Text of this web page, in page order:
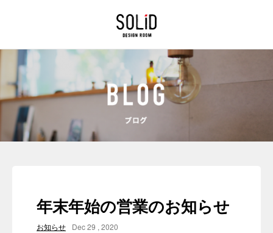
年末年始の営業のお知らせ
お知らせ Dec 29 , 2020